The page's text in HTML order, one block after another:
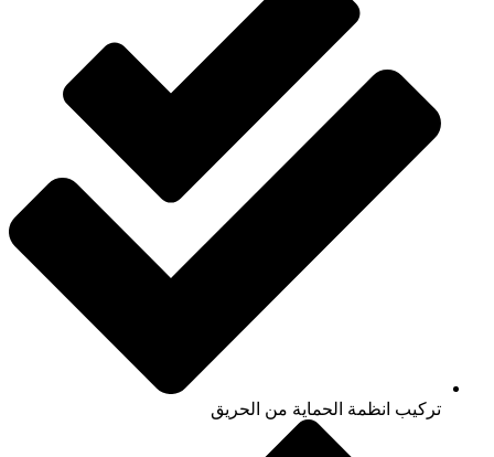
تركيب انظمة الحماية من الحريق